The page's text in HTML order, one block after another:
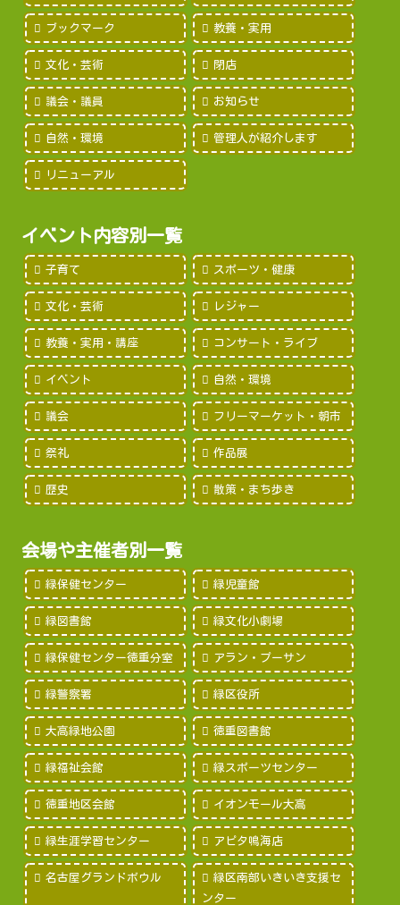
ブックマーク 教養・実用
文化・芸術 閉店
議会・議員 お知らせ
自然・環境 管理人が紹介します
リニューアル
イベント内容別一覧
子育て スポーツ・健康
文化・芸術 レジャー
教養・実用・講座 コンサート・ライブ
イベント 自然・環境
議会 フリーマーケット・朝市
祭礼 作品展
歴史 散策・まち歩き
会場や主催者別一覧
緑保健センター 緑児童館
緑図書館 緑文化小劇場
緑保健センター徳重分室 アラン・プーサン
緑警察署 緑区役所
大高緑地公園 徳重図書館
緑福祉会館 緑スポーツセンター
徳重地区会館 イオンモール大高
緑生涯学習センター アピタ鳴海店
名古屋グランドボウル
緑区南部いきいき支援セ
ンター